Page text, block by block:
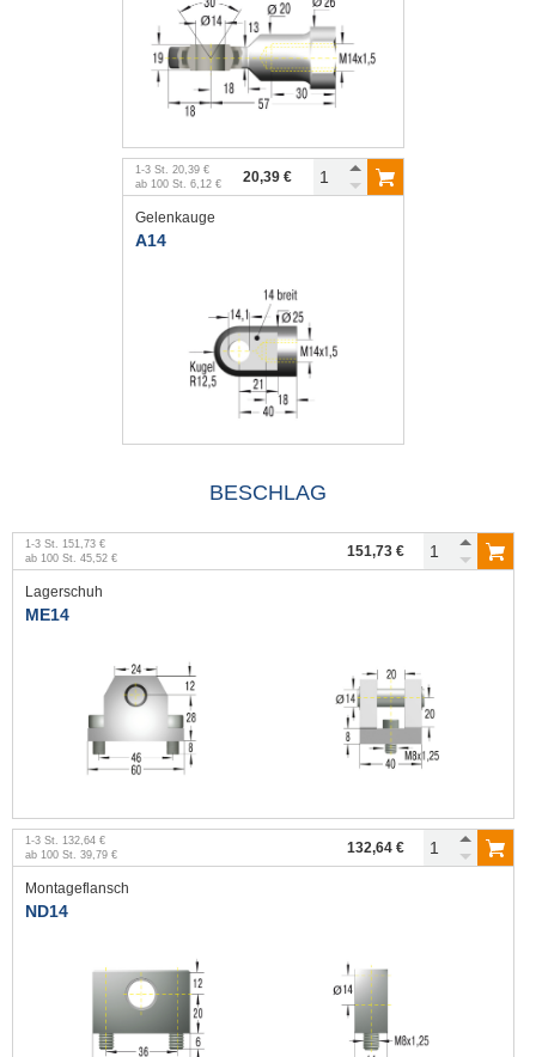
1-3 St. 20,39 €
ab 100 St. 6,12 € 20,39 €
Gelenkauge
A14
BESCHLAG
1-3 St. 151,73 €
ab 100 St. 45,52 € 151,73 €
Lagerschuh
ME14
1-3 St. 132,64 €
ab 100 St. 39,79 € 132,64 €
Montageflansch
ND14